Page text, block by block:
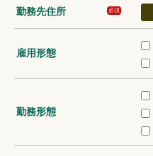
勤務先住所 必須
雇用形態
勤務形態